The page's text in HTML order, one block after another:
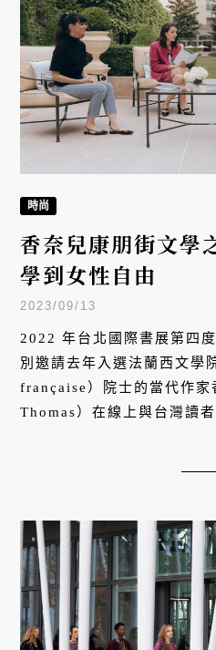
時尚
香奈兒康朋街文學
學到女性自由
2023/09/13
2022 年台北國際書展第四
別邀請去年入選法蘭西文學
française）院士的當代作家
Thomas）在線上與台灣讀